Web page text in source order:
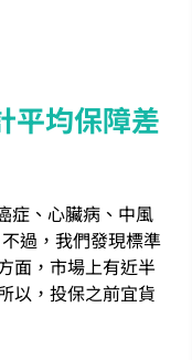
平均保障差
症、心臟病、中風
過，我們發現標準
面，市場上有近半
以，投保之前宜貨